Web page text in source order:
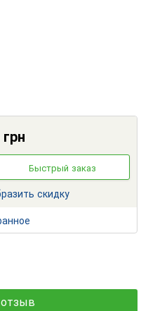
грн
Быстрый заказ
скидку